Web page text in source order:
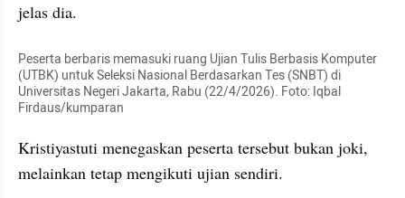
jelas dia.
Peserta berbaris memasuki ruang Ujian Tulis Berbasis Komputer
(UTBK) untuk Seleksi Nasional Berdasarkan Tes (SNBT) di
Universitas Negeri Jakarta, Rabu (22/4/2026). Foto: Iqbal
Firdaus/kumparan
Kristiyastuti menegaskan peserta tersebut bukan joki,
melainkan tetap mengikuti ujian sendiri.